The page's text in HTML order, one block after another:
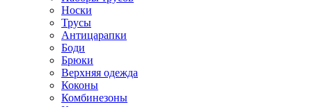
Носки
Трусы
Антицарапки
Боди
Брюки
Верхняя одежда
Коконы
Комбинезоны